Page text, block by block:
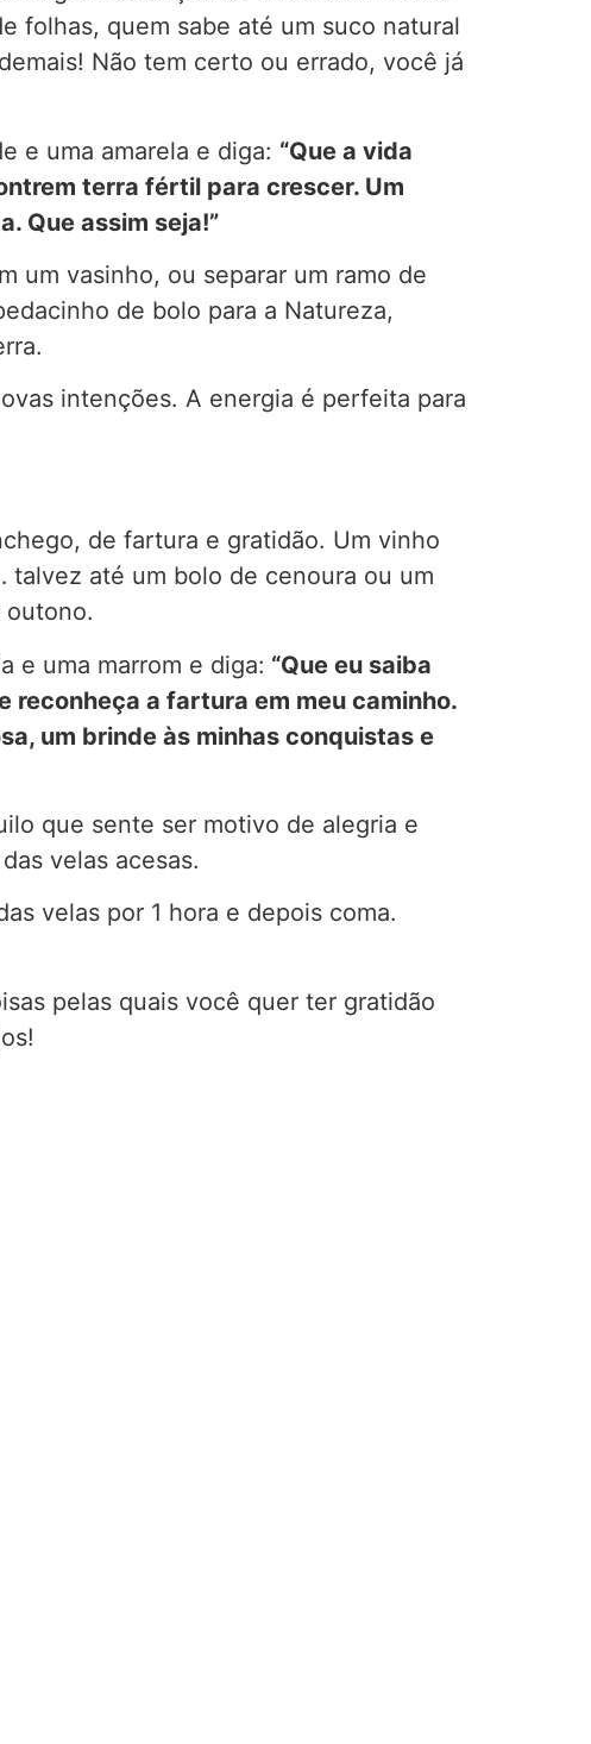
folhas, quem sabe até um suco natural
Não tem certo ou errado, você já
e uma amarela e diga: “Que a vida
terra fértil para crescer. Um
Que assim seja!”
um vasinho, ou separar um ramo de
de bolo para a Natureza,
intenções. A energia é perfeita para
de fartura e gratidão. Um vinho
talvez até um bolo de cenoura ou um
outono.
e uma marrom e diga: “Que eu saiba
reconheça a fartura em meu caminho.
um brinde às minhas conquistas e
que sente ser motivo de alegria e
velas acesas.
velas por 1 hora e depois coma.
pelas quais você quer ter gratidão